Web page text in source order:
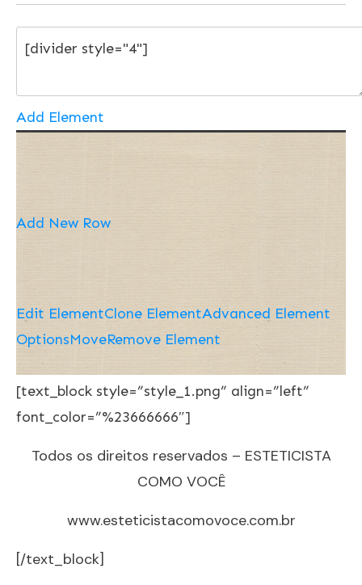
Add Element
Add New Row
Edit ElementClone ElementAdvanced Element
OptionsMoveRemove Element
[text_block style=”style_1.png” align=”left”
font_color=”%23666666″]
Todos os direitos reservados – ESTETICISTA
COMO VOCÊ
www.esteticistacomovoce.com.br
[/text_block]